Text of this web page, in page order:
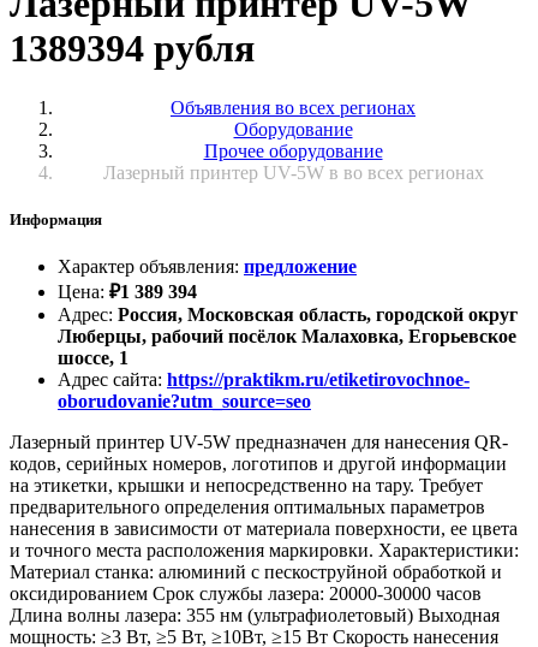
1389394 рубля
Объявления во всех регионах
Оборудование
Прочее оборудование
Лазерный принтер UV-5W в во всех регионах
Информация
Характер объявления: предложение
Цена: ₽1 389 394
Адрес: Россия, Московская область, городской округ
Люберцы, рабочий посёлок Малаховка, Егорьевское
шоссе, 1
Адрес сайта: https://praktikm.ru/etiketirovochnoe-
oborudovanie?utm_source=seo
Лазерный принтер UV-5W предназначен для нанесения QR-
кодов, серийных номеров, логотипов и другой информации
на этикетки, крышки и непосредственно на тару. Требует
предварительного определения оптимальных параметров
нанесения в зависимости от материала поверхности, ее цвета
и точного места расположения маркировки. Характеристики:
Материал станка: алюминий с пескоструйной обработкой и
оксидированием Срок службы лазера: 20000-30000 часов
Длина волны лазера: 355 нм (ультрафиолетовый) Выходная
мощность: ≥3 Вт, ≥5 Вт, ≥10Вт, ≥15 Вт Скорость нанесения